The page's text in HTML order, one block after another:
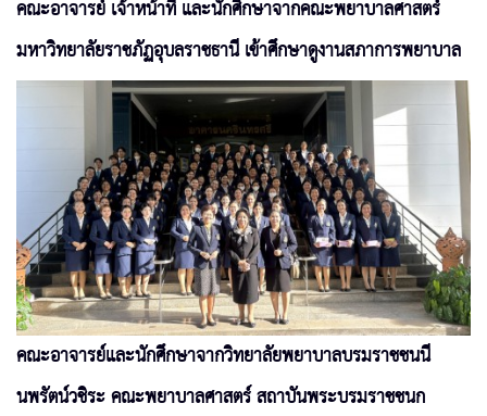
คณะอาจารย์ เจ้าหน้าที่ และนักศึกษาจากคณะพยาบาลศาสตร์
มหาวิทยาลัยราชภัฏอุบลราชธานี เข้าศึกษาดูงานสภาการพยาบาล
คณะอาจารย์และนักศึกษาจากวิทยาลัยพยาบาลบรมราชชนนี
นพรัตน์วชิระ คณะพยาบาลศาสตร์ สถาบันพระบรมราชชนก